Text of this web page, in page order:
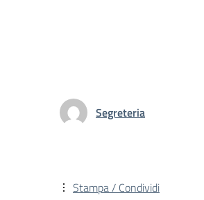
Segreteria
Stampa / Condividi